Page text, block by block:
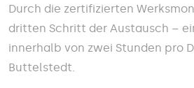
Durch die zertifizierten
dritten Schritt der Austausch –
innerhalb von zwei Stunden pro
Buttelstedt.